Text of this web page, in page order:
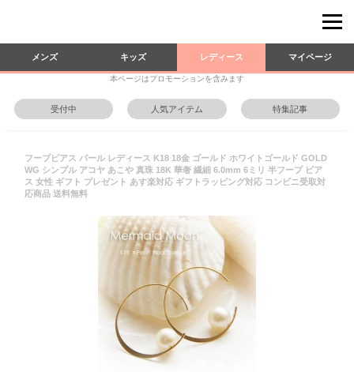
メンズ キッズ レディース マイページ
本ページはプロモーションを含みます
受付中 人気アイテム 特集記事
フープピアス パール レディース K18 18金 ゴールド ホワイトゴールド GOLD
WG シンプル アコヤ あこや 真珠 18K 華奢 繊細 6.0mm 6ミリ 半フープ ピア
ス 女性 ギフト プレゼント あす楽対応 ギフトラッピング対応 コンビニ受取対
応商品 送料無料